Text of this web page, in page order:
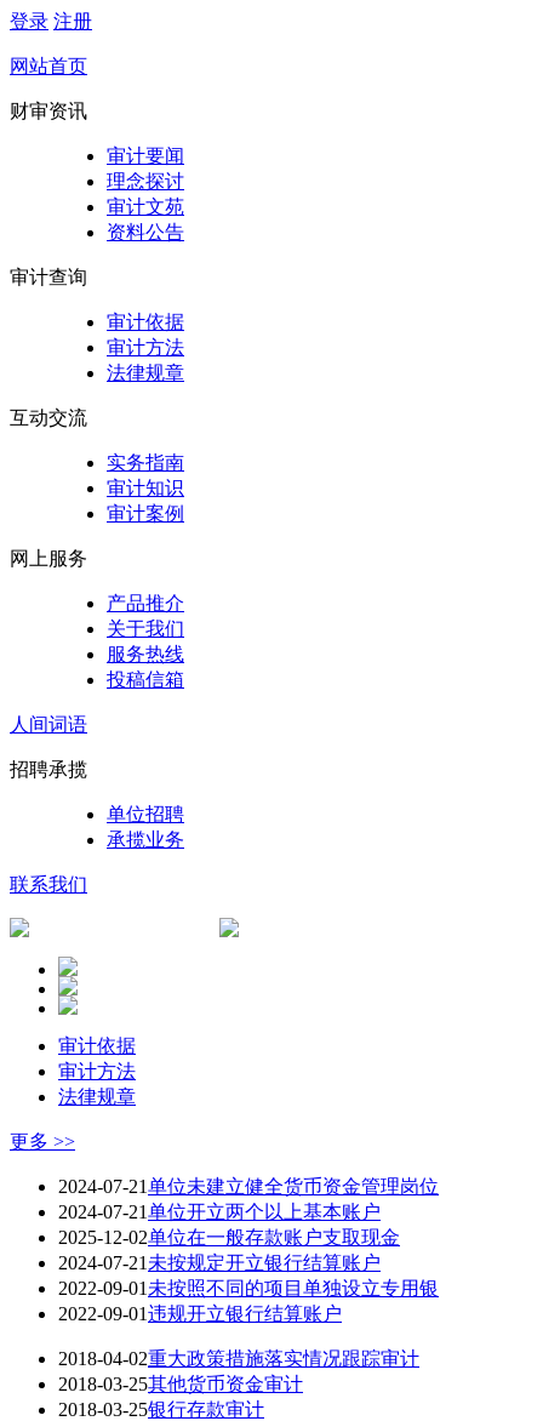
登录 注册
网站首页
财审资讯
审计要闻
理念探讨
审计文苑
资料公告
审计查询
审计依据
审计方法
法律规章
互动交流
实务指南
审计知识
审计案例
网上服务
产品推介
关于我们
服务热线
投稿信箱
人间词语
招聘承揽
单位招聘
承揽业务
联系我们
审计依据
审计方法
法律规章
更多 >>
2024-07-21单位未建立健全货币资金管理岗位
2024-07-21单位开立两个以上基本账户
2025-12-02单位在一般存款账户支取现金
2024-07-21 未按规定开立银行结算账户
2022-09-01 未按照不同的项目单独设立专用银
2022-09-01违规开立银行结算账户
2018-04-02重大政策措施落实情况跟踪审计
2018-03-25其他货币资金审计
2018-03-25银行存款审计